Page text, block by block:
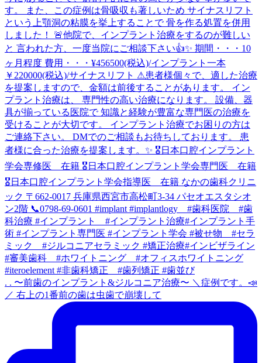
. . 〜前歯のインプラント&ジルコニア治療〜 ＼症例です。📣
／ 右上の1番前の歯は虫歯で崩壊して